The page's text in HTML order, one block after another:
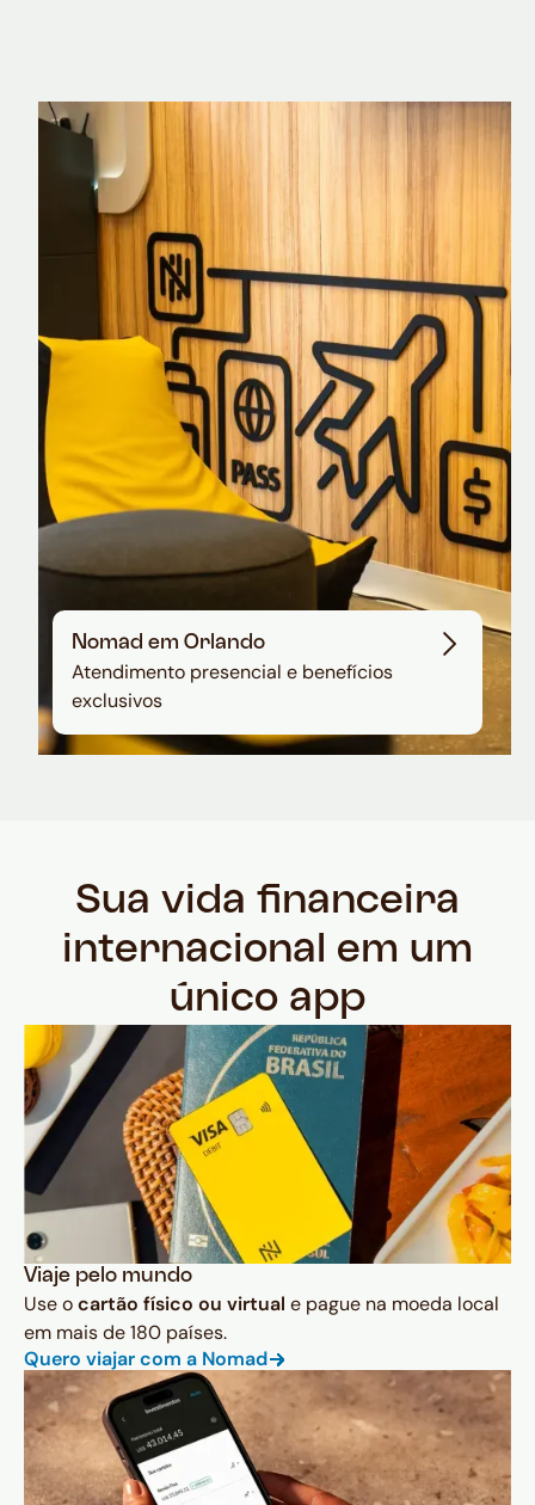
Nomad Explorer
Cartão de crédito brasileiro com cashback
em dólar
Nomad em Orlando
Atendimento presencial e benefícios
exclusivos
Sua vida financeira
internacional em um
único app
Viaje pelo mundo
Use ocartão físico ou virtual e pague na moeda local
em mais de 180 países.
Quero viajar com a Nomad